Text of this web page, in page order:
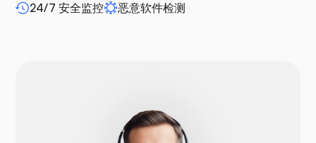
24/7 安全监控 恶意软件检测